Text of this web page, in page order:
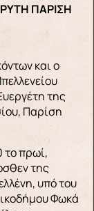
ΠΑΡΙΣΗ
και ο
της
Παρίση
το πρωί,
της
υπό του
Φωκά